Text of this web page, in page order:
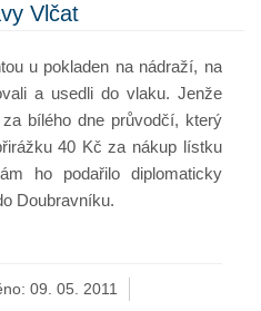
Vlčat
u pokladen na nádraží, na
a usedli do vlaku. Jenže
bílého dne průvodčí, který
40 Kč za nákup lístku
ho podařilo diplomaticky
Doubravníku.
09. 05. 2011